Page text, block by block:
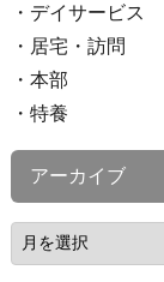
デイサービス
居宅・訪問
本部
特養
アーカイブ